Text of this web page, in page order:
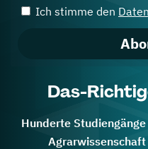
Ich stimme den
Das-
Hunderte